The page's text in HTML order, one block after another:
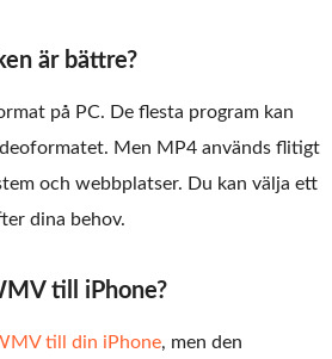
är bättre?
på PC. De flesta program kan
Men MP4 används flitigt
och webbplatser. Du kan välja ett
dina behov.
till iPhone?
till din iPhone, men den